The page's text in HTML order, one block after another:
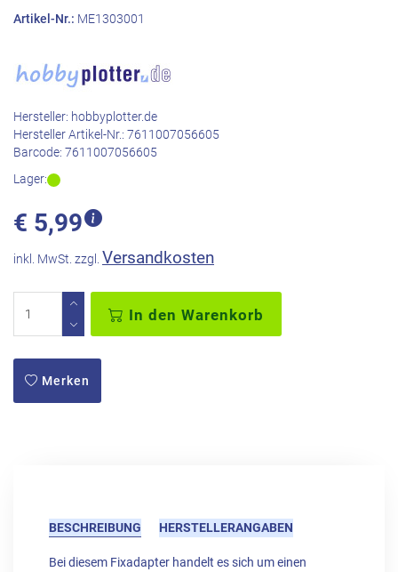
Artikel-Nr.: ME1303001
Hersteller: hobbyplotter.de
Hersteller Artikel-Nr.: 7611007056605
Barcode: 7611007056605
Lager:
€ 5,99
inkl. MwSt. zzgl. Versandkosten
In den Warenkorb
Merken
BESCHREIBUNG HERSTELLERANGABEN
Bei diesem Fixadapter handelt es sich um einen